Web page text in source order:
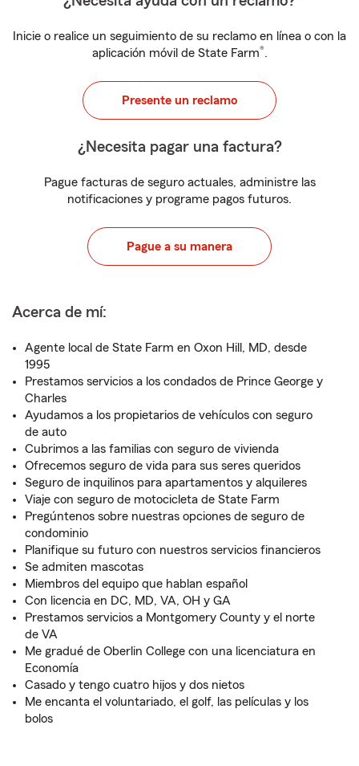
Inicie o realice un seguimiento de su reclamo en línea o con la
aplicación móvil de State Farm®.
Presente un reclamo
¿Necesita pagar una factura?
Pague facturas de seguro actuales, administre las
notificaciones y programe pagos futuros.
Pague a su manera
Acerca de mí:
Agente local de State Farm en Oxon Hill, MD, desde
1995
Prestamos servicios a los condados de Prince George y
Charles
Ayudamos a los propietarios de vehículos con seguro
de auto
Cubrimos a las familias con seguro de vivienda
Ofrecemos seguro de vida para sus seres queridos
Seguro de inquilinos para apartamentos y alquileres
Viaje con seguro de motocicleta de State Farm
Pregúntenos sobre nuestras opciones de seguro de
condominio
Planifique su futuro con nuestros servicios financieros
Se admiten mascotas
Miembros del equipo que hablan español
Con licencia en DC, MD, VA, OH y GA
Prestamos servicios a Montgomery County y el norte
de VA
Me gradué de Oberlin College con una licenciatura en
Economía
Casado y tengo cuatro hijos y dos nietos
Me encanta el voluntariado, el golf, las películas y los
bolos